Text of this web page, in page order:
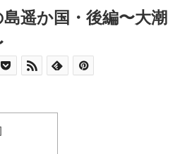
遥か国・後編〜大潮
]